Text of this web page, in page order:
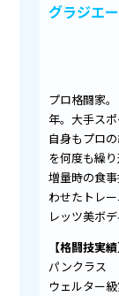
グラジエ
プロ格闘家
年。大手スポ
自身もプロ
を何度も繰
増量時の食
わせたトレー
レッツ美ボ
【格闘技実績
パンクラス
ウェルター